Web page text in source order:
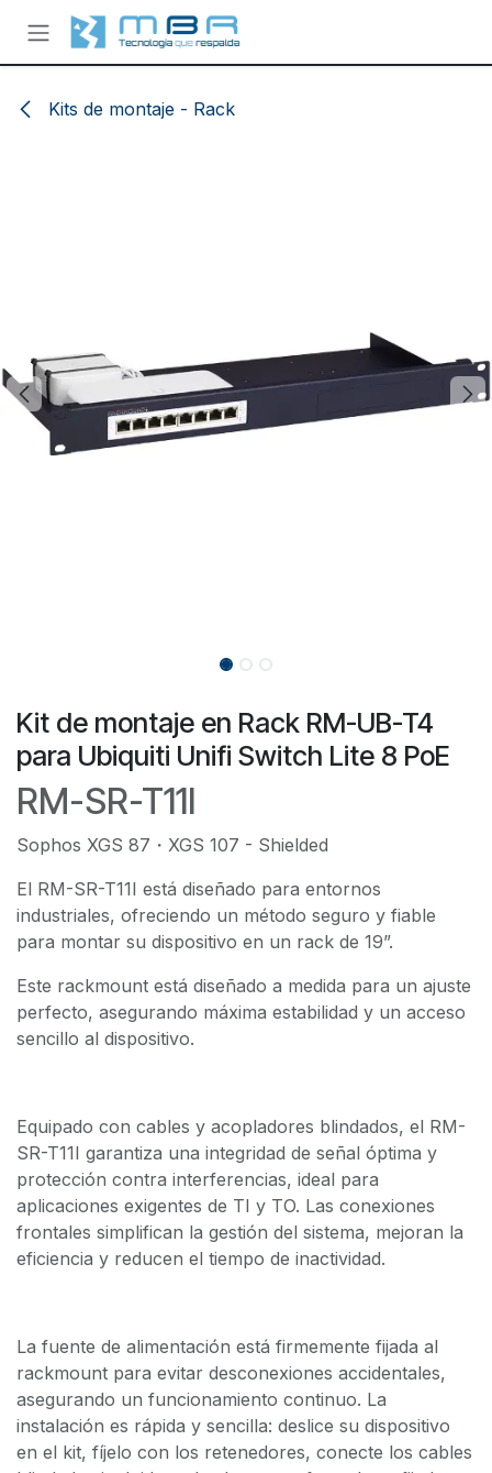
Ir al contenido
Kits de montaje - Rack
Kit de montaje en Rack RM-UB-T4
para Ubiquiti Unifi Switch Lite 8 PoE
RM-SR-T11I
Sophos XGS 87・XGS 107 - Shielded
El RM-SR-T11I está diseñado para entornos
industriales, ofreciendo un método seguro y fiable
para montar su dispositivo en un rack de 19”.
Este rackmount está diseñado a medida para un ajuste
perfecto, asegurando máxima estabilidad y un acceso
sencillo al dispositivo.
Equipado con cables y acopladores blindados, el RM-
SR-T11I garantiza una integridad de señal óptima y
protección contra interferencias, ideal para
aplicaciones exigentes de TI y TO. Las conexiones
frontales simplifican la gestión del sistema, mejoran la
eficiencia y reducen el tiempo de inactividad.
La fuente de alimentación está firmemente fijada al
rackmount para evitar desconexiones accidentales,
asegurando un funcionamiento continuo. La
instalación es rápida y sencilla: deslice su dispositivo
en el kit, fíjelo con los retenedores, conecte los cables